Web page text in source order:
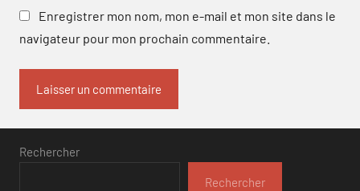
Enregistrer mon nom, mon e-mail et mon site dans le
navigateur pour mon prochain commentaire.
Rechercher
Rechercher